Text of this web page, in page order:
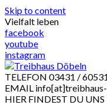
Skip to content
Vielfalt leben
facebook
youtube
instagram
TELEFON 03431 /
EMAIL
HIER FINDEST DU UNS